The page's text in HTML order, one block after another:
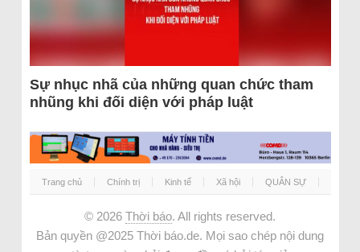
Sự nhục nhã của những quan chức tham
nhũng khi đối diện với pháp luật
Trang chủ Chính trị Kinh tế Xã hội QUÂN SỰ
© 2026 Thời báo. All rights reserved.
Bản quyền @2025 Thời báo.de. Mọi sao chép nội dung